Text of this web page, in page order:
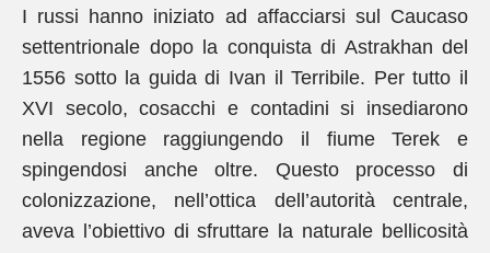
I russi hanno iniziato ad affacciarsi sul Caucaso
settentrionale dopo la conquista di Astrakhan del
1556 sotto la guida di Ivan il Terribile. Per tutto il
XVI secolo, cosacchi e contadini si insediarono
nella regione raggiungendo il fiume Terek e
spingendosi anche oltre. Questo processo di
colonizzazione, nell’ottica dell’autorità centrale,
aveva l’obiettivo di sfruttare la naturale bellicosità